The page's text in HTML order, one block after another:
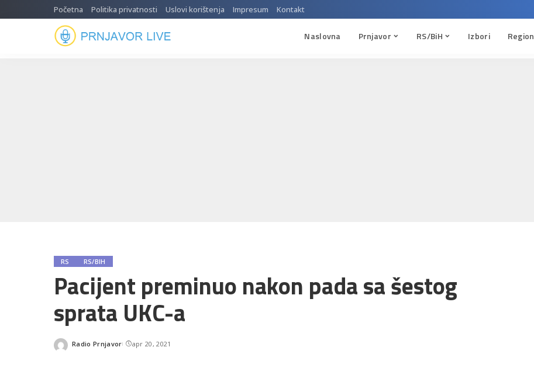
Početna Politika privatnosti Uslovi korištenja Impresum Kontakt
Naslovna Prnjavor RS/BiH Izbori Region
RS RS/BIH
Pacijent preminuo nakon pada sa šestog
sprata UKC-a
Posted
Radio Prnjavor apr 20, 2021